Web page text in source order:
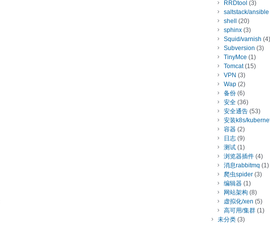
RRDtool (3)
saltstack/ansible
shell
(20)
sphinx (3)
Squid/varnish (4)
Subversion (3)
TinyMce (1)
Tomcat(15)
VPN (3)
Wap (2)
备份 (6)
安全 (36)
安全通告 (53)
安装k8s/
容器 (2)
日志 (9)
测试 (1)
浏览器插件 (4)
消息rabbitmq (1)
爬虫spider (3)
编辑器 (1)
网站架构 (8)
虚拟化/xen (5)
高可用/集群 (1)
未分类 (3)